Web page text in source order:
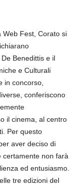
Web Fest, Corato si
Benedittis e il
e Culturali
in concorso,
conferiscono
il cinema, al centro
Per questo
aver deciso di
certamente non farà
ed entusiasmo.
tre edizioni del